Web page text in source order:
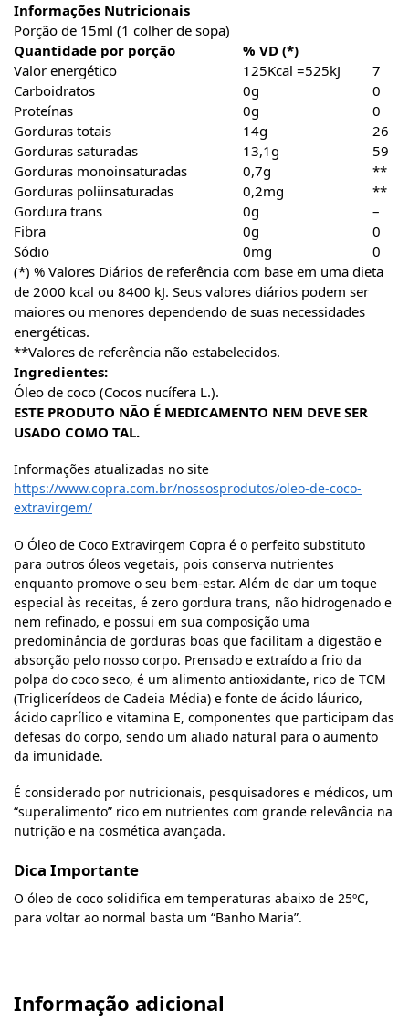
Informações Nutricionais
Porção de 15ml (1 colher de sopa)
Quantidade por porção
% VD (*)
Valor energético
125Kcal =525kJ
7
Carboidratos
0g
0
Proteínas
0g
0
Gorduras totais
14g
26
Gorduras saturadas
13,1g
59
Gorduras monoinsaturadas
0,7g
**
Gorduras poliinsaturadas
0,2mg
**
Gordura trans
0g
–
Fibra
0g
0
Sódio
0mg
0
(*) % Valores Diários de referência com base em uma dieta
de 2000 kcal ou 8400 kJ. Seus valores diários podem ser
maiores ou menores dependendo de suas necessidades
energéticas.
**Valores de referência não estabelecidos.
Ingredientes:
Óleo de coco (Cocos nucífera L.).
ESTE PRODUTO NÃO É MEDICAMENTO NEM DEVE SER
USADO COMO TAL.
Informações atualizadas no site
https://www.copra.com.br/nossosprodutos/oleo-de-coco-
extravirgem/
O Óleo de Coco Extravirgem Copra é o perfeito substituto
para outros óleos vegetais, pois conserva nutrientes
enquanto promove o seu bem-estar. Além de dar um toque
especial às receitas, é zero gordura trans, não hidrogenado e
nem refinado, e possui em sua composição uma
predominância de gorduras boas que facilitam a digestão e
absorção pelo nosso corpo. Prensado e extraído a frio da
polpa do coco seco, é um alimento antioxidante, rico de TCM
(Triglicerídeos de Cadeia Média) e fonte de ácido láurico,
ácido caprílico e vitamina E, componentes que participam das
defesas do corpo, sendo um aliado natural para o aumento
da imunidade.
É considerado por nutricionais, pesquisadores e médicos, um
“superalimento” rico em nutrientes com grande relevância na
nutrição e na cosmética avançada.
Dica Importante
O óleo de coco solidifica em temperaturas abaixo de 25ºC,
para voltar ao normal basta um “Banho Maria”.
Informação adicional